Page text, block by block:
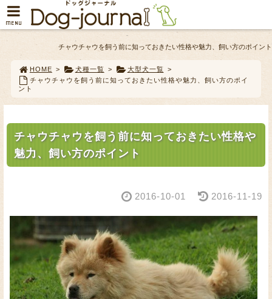
チャウチャウを飼う前に知っておきたい性格や魅力、飼い方のポイント
HOME > 犬種一覧 > 大型犬一覧 >
チャウチャウを飼う前に知っておきたい性格や魅力、飼い方のポイ
ント
チャウチャウを飼う前に知っておきたい性格や
魅力、飼い方のポイント
2016-10-01 2016-11-19
MENU